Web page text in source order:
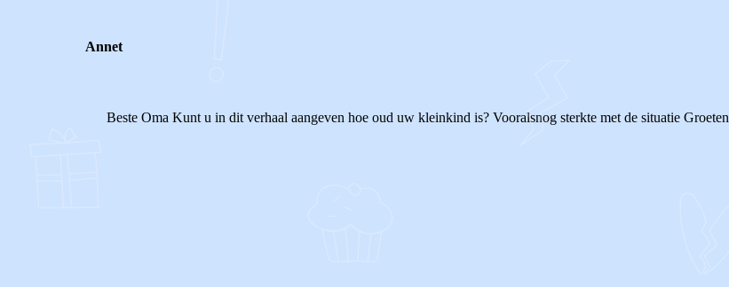
Annet
Beste Oma Kunt u in dit verhaal aangeven hoe oud uw kleinkind is? Vooralsnog sterkte met de situatie Groeten